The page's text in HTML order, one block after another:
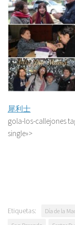
犀利士
gola-los-callejones
single»>
Etiquetas: Día de la